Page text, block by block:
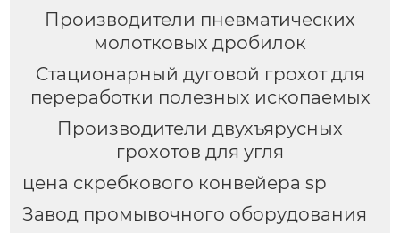
Производители пневматических
молотковых дробилок
Стационарный дуговой грохот для
переработки полезных ископаемых
Производители двухъярусных
грохотов для угля
цена скребкового конвейера sp
Завод промывочного оборудования